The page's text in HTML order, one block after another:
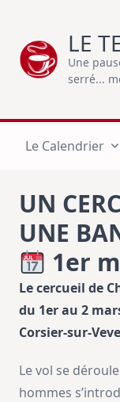
content
LE
Une
serré...
Le Calendrier
UN
UNE
1er
Le cercueil de
du 1er au 2
Corsier-sur-
Le vol se
hommes